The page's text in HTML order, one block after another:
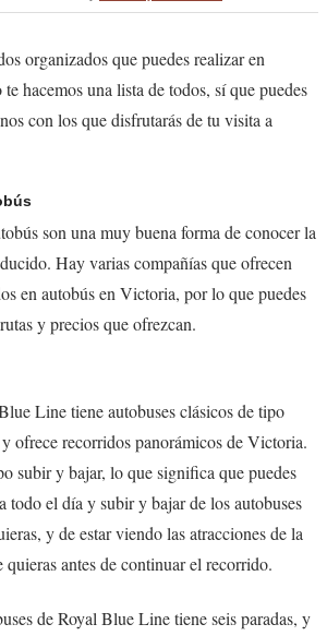
organizados que puedes realizar en
hacemos una lista de todos, sí que puedes
con los que disfrutarás de tu visita a
son una muy buena forma de conocer la
Hay varias compañías que ofrecen
en autobús en Victoria, por lo que puedes
y precios que ofrezcan.
Line tiene autobuses clásicos de tipo
ofrece recorridos panorámicos de Victoria.
subir y bajar, lo que significa que puedes
todo el día y subir y bajar de los autobuses
y de estar viendo las atracciones de la
antes de continuar el recorrido.
de Royal Blue Line tiene seis paradas, y